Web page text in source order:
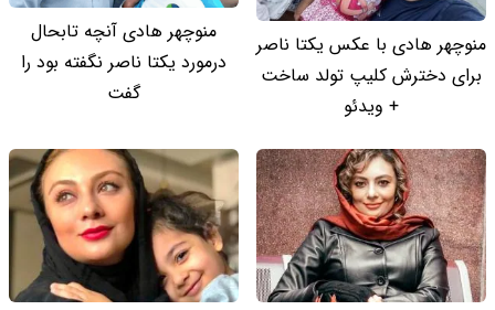
منوچهر هادی با عکس یکتا ناصر
برای دخترش کلیپ تولد ساخت
+ ویدئو
منوچهر هادی آنچه تابحال
درمورد یکتا ناصر نگفته بود را
گفت